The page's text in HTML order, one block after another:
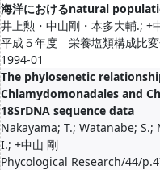
海洋におけるnatural
井上勲・中山剛・本多大輔.; +
平成５年度 栄養塩類構成比
1994-01
The phylosenetic
Chlamydomonadales and
18SrDNA sequence data
Nakayama; T.; Watanabe;
I.; +中山 剛
Phycological Research/44/